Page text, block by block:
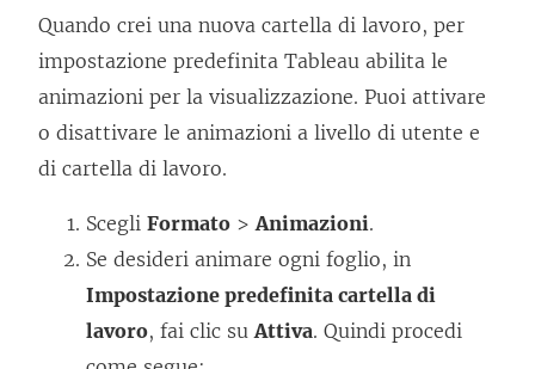
Quando crei una nuova cartella di lavoro, per
impostazione predefinita Tableau abilita le
animazioni per la visualizzazione. Puoi attivare
o disattivare le animazioni a livello di utente e
di cartella di lavoro.
Scegli Formato > Animazioni.
Se desideri animare ogni foglio, in
Impostazione predefinita cartella di
lavoro, fai clic su Attiva. Quindi procedi